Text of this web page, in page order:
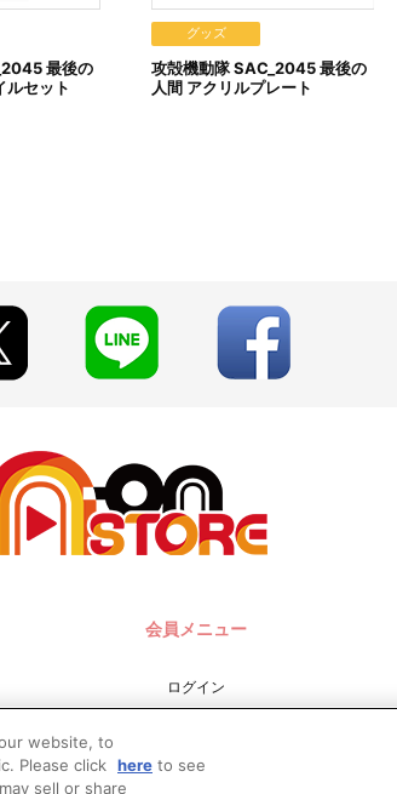
後の決済方法変更はできませんので、あらかじ
最後の
ルセット
グッズ
攻殻機動隊 SAC_2045 最後の
人間 アクリルプレート
会員メニュー
ログイン
新規会員登録
website, to
Please click here to see
sell or share